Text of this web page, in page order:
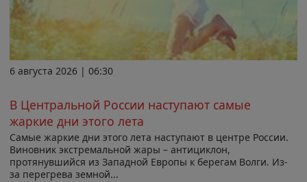
6 августа 2026 | 06:30
В Центральной России наступают самые
жаркие дни этого лета
Самые жаркие дни этого лета наступают в центре России.
Виновник экстремальной жары – антициклон,
протянувшийся из Западной Европы к берегам Волги. Из-
за перегрева земной...